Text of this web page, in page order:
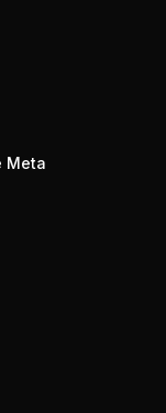
Meta